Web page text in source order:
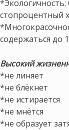
*Экологичность:
стопроцентный
содержаться до
Высокий
*не линяет
*не блёкнет
*не истирается
*не мнётся
*не образует